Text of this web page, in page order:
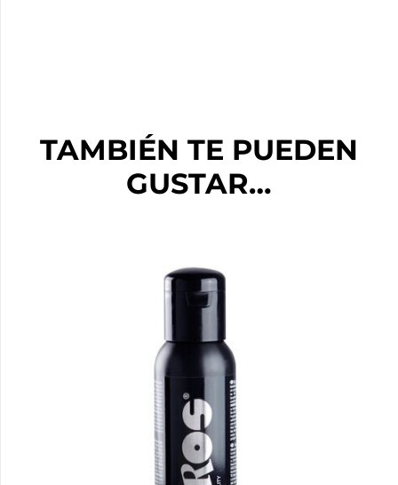
TAMBIÉN TE PUEDEN
GUSTAR…